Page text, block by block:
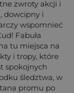
zwroty akcji i
dowcipny i
wspomnieć
Fabuła
tu miejsca na
i tropy, które
spokojnych
śledztwa, w
promu po